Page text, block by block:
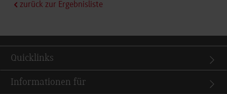
zurück zur Ergebnisliste
Quicklinks
Informationen für